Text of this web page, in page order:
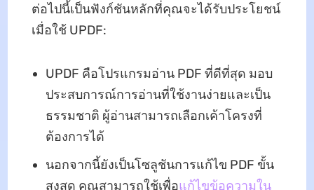
ต่อไปนี้เป็นฟังก์ชันหลักที่คุณจะได้รับประโยชน์
เมื่อใช้ UPDF:
UPDF คือโปรแกรมอ่าน PDF ที่ดีที่สุด มอบ
ประสบการณ์การอ่านที่ใช้งานง่ายและเป็น
ธรรมชาติ ผู้อ่านสามารถเลือกเค้าโครงที่
ต้องการได้
นอกจากนี้ยังเป็นโซลูชันการแก้ไข PDF ขั้น
สูงสุด คุณสามารถใช้เพื่อแก้ไขข้อความใน